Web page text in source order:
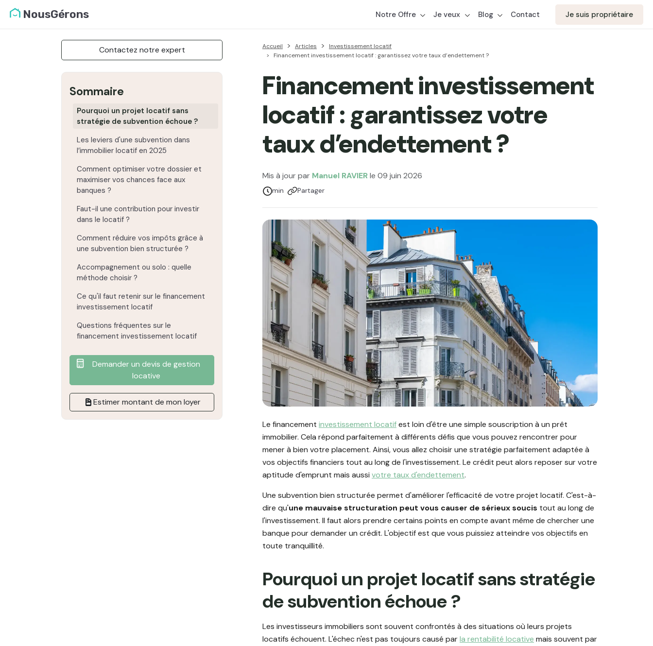
NousGérons Notre Offre Je veux Blog Contact Je suis propriétaire
Accueil Articles
Investissement locatif
Financement investissement locatif : garantissez votre taux d’endettement ?
Financement investissement
locatif : garantissez votre
taux d’endettement ?
Mis à jour par Manuel RAVIER le 09 juin 2026
Temps de lecture :
min Partager
Le financement investissement locatifest loin d'être une simple souscription à un prêt
immobilier. Cela répond parfaitement à différents défis que vous pouvez rencontrer pour
mener à bien votre placement. Ainsi, vous allez choisir une stratégie parfaitement adaptée à
vos objectifs financiers tout au long de l'investissement. Le crédit peut alors reposer sur votre
aptitude d'emprunt mais aussi votre taux d'endettement.
Une subvention bien structurée permet d'améliorer l'efficacité de votre projet locatif. C'est-à-
dire qu'une mauvaise structuration peut vous causer de sérieux soucis tout au long de
l'investissement. Il faut alors prendre certains points en compte avant même de chercher une
banque pour demander un crédit. L'objectif est que vous puissiez atteindre vos objectifs en
toute tranquillité.
Pourquoi un projet locatif sans stratégie
de subvention échoue ?
Les investisseurs immobiliers sont souvent confrontés à des situations où leurs projets
locatifs échouent. L'échec n'est pas toujours causé parla rentabilité locative mais souvent par
Contactez notre expert
Sommaire
Pourquoi un projet locatif sans
stratégie de subvention échoue ?
Les leviers d'une subvention dans
l’immobilier locatif en 2025
Comment optimiser votre dossier et
maximiser vos chances face aux
banques ?
Faut-il une contribution pour investir
dans le locatif ?
Comment réduire vos impôts grâce à
une subvention bien structurée ?
Accompagnement ou solo : quelle
méthode choisir ?
Ce qu'il faut retenir sur le financement
investissement locatif
Questions fréquentes sur le
financement investissement locatif
Demander un devis de gestion
locative
Estimer montant de mon loyer